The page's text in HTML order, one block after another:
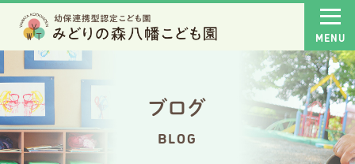
ブログ
BLOG